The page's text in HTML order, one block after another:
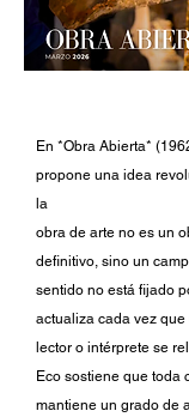
En *Obra Abierta*
propone una idea
la
obra de arte no es un
definitivo, sino un
sentido no está fijado
actualiza cada vez que
lector o intérprete se
Eco sostiene que toda
mantiene un grado de